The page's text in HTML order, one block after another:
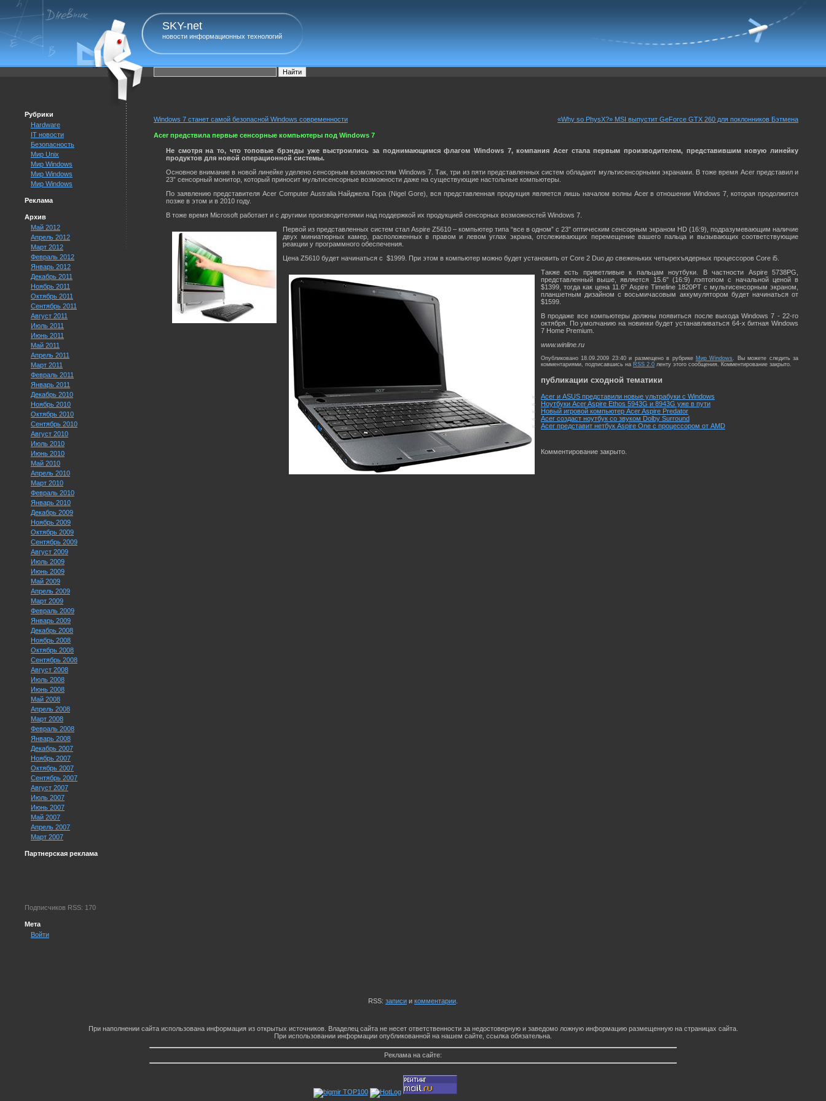
SKY-net
новости информационных технологий
Рубрики
Hardware
IT новости
Безопасность
Мир Unix
Мир Windows
Мир Windows
Мир Windows
Реклама
Архив
Май 2012
Апрель 2012
Март 2012
Февраль 2012
Январь 2012
Декабрь 2011
Ноябрь 2011
Октябрь 2011
Сентябрь 2011
Август 2011
Июль 2011
Июнь 2011
Май 2011
Апрель 2011
Март 2011
Февраль 2011
Январь 2011
Декабрь 2010
Ноябрь 2010
Октябрь 2010
Сентябрь 2010
Август 2010
Июль 2010
Июнь 2010
Май 2010
Апрель 2010
Март 2010
Февраль 2010
Январь 2010
Декабрь 2009
Ноябрь 2009
Октябрь 2009
Сентябрь 2009
Август 2009
Июль 2009
Июнь 2009
Май 2009
Апрель 2009
Март 2009
Февраль 2009
Январь 2009
Декабрь 2008
Ноябрь 2008
Октябрь 2008
Сентябрь 2008
Август 2008
Июль 2008
Июнь 2008
Май 2008
Апрель 2008
Март 2008
Февраль 2008
Январь 2008
Декабрь 2007
Ноябрь 2007
Октябрь 2007
Сентябрь 2007
Август 2007
Июль 2007
Июнь 2007
Май 2007
Апрель 2007
Март 2007
Партнерская реклама
Подписчиков RSS: 170
Мета
Войти
Windows 7 станет самой безопасной Windows современности «Why so PhysX?» MSI выпустит GeForce GTX 260 для поклонников Бэтмена
Acer предствила первые сенсорные компьютеры под Windows 7
Не смотря на то, что топовые брэнды уже выстроились за поднимающимся флагом Windows 7, компания Acer стала первым производителем, представившим новую линейку
продуктов для новой операционной системы.
Основное внимание в новой линейке уделено сенсорным возможностям Windows 7. Так, три из пяти представленных систем обладают мультисенсорными экранами. В тоже время Acer представил и
23” сенсорный монитор, который приносит мультисенсорные возможности даже на существующие настольные компьютеры.
По заявлению представителя Acer Computer Australia Найджела Гора (Nigel Gore), вся представленная продукция является лишь началом волны Acer в отношении Windows 7, которая продолжится
позже в этом и в 2010 году.
В тоже время Microsoft работает и с другими производителями над поддержкой их продукцией сенсорных возможностей Windows 7.
Первой из представленных систем стал Aspire Z5610 – компьютер типа “все в одном” с 23" оптическим сенсорным экраном HD (16:9), подразумевающим наличие
двух миниатюрных камер, расположенных в правом и левом углах экрана, отслеживающих перемещение вашего пальца и вызывающих соответствующие
реакции у программного обеспечения.
Цена Z5610 будет начинаться с $1999. При этом в компьютер можно будет установить от Core 2 Duo до свеженьких четырехъядерных процессоров Core i5.
Также есть приветливые к пальцам ноутбуки. В частности Aspire 5738PG,
представленный выше, является 15.6" (16:9) лэптопом с начальной ценой в
$1399, тогда как цена 11.6" Aspire Timeline 1820PT с мультисенсорным экраном,
планшетным дизайном с восьмичасовым аккумулятором будет начинаться от
$1599.
В продаже все компьютеры должны появиться после выхода Windows 7 - 22-го
октября. По умолчанию на новинки будет устанавливаться 64-х битная Windows
7 Home Premium.
www.winline.ru
Опубликовано 18.09.2009 23:40 и размещено в рубрике Мир Windows. Вы можете следить за
комментариями, подписавшись на RSS 2.0 ленту этого сообщения. Комментирование закрыто.
публикации сходной тематики
Acer и ASUS представили новые ультрабуки с Windows
Ноутбуки Acer Aspire Ethos 5943G и 8943G уже в пути
Новый игровой компьютер Acer Aspire Predator
Acer создаст ноутбук со звуком Dolby Surround
Acer представит нетбук Aspire One с процессором от AMD
Комментирование закрыто.
RSS: записи и комментарии
При наполнении сайта использована информация из открытых источников. Владелец сайта не несет ответственности за недостоверную и заведомо ложную информацию размещенную на страницах сайта.
При использовании информации опубликованной на нашем сайте, ссылка обязательна.
Реклама на сайте: